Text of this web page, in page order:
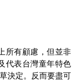
所有顧慮，但並非
代表台灣童年特色
決定。反而要盡可